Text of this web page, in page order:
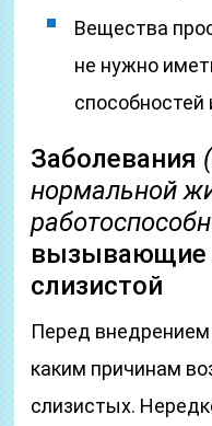
Вещества
не нужно
способностей
Заболевания
нормальной
вызывающие
слизистой
Перед
каким причинам
слизистых.